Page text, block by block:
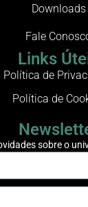
Downloads
Fale
Links
Política de
Política de
sobre o